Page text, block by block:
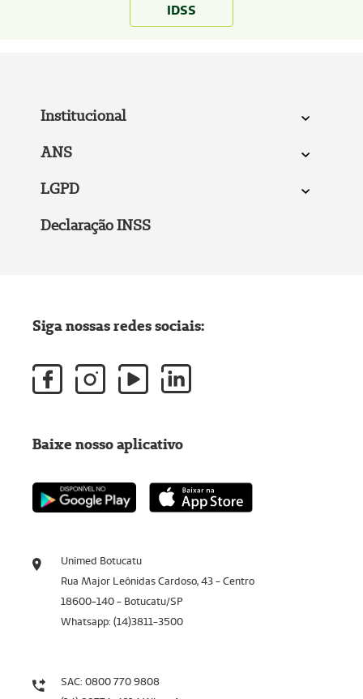
IDSS
Institucional
ANS
LGPD
Declaração INSS
Unimed Botucatu
Rua Major Leônidas Cardoso, 43 - Centro
18600-140 - Botucatu/SP
Whatsapp: (14)3811-3500
SAC: 0800 770 9808
Siga nossas redes sociais:
Baixe nosso aplicativo